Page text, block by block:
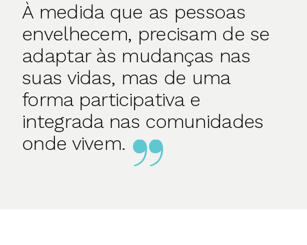
À medida que as pessoas
envelhecem, precisam de se
adaptar às mudanças nas
suas vidas, mas de uma
forma participativa e
integrada nas comunidades
onde vivem.